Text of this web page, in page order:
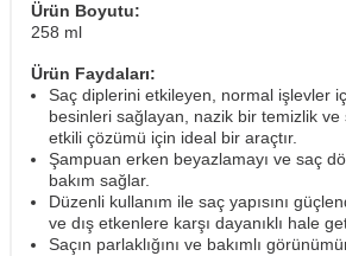
Ürün Boyutu:
258 ml
Ürün Faydaları:
Saç diplerini etkileyen, normal işlevler
besinleri sağlayan, nazik bir temizlik ve
etkili çözümü için ideal bir araçtır.
Şampuan erken beyazlamayı ve saç
bakım sağlar.
Düzenli kullanım ile saç yapısını
ve dış etkenlere karşı dayanıklı hale
Saçın parlaklığını ve bakımlı